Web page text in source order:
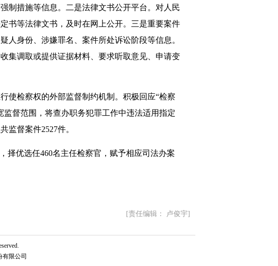
制措施等信息。二是法律文书公开平台。对人民
书等法律文书，及时在网上公开。三是重要案件
人身份、涉嫌罪名、案件所处诉讼阶段等信息。
集调取或提供证据材料、要求听取意见、申请变
检察权的外部监督制约机制。积极回应“检察
督范围，将查办职务犯罪工作中违法适用指定
监督案件2527件。
优选任460名主任检察官，赋予相应司法办案
[责任编辑： 卢俊宇]
限公司